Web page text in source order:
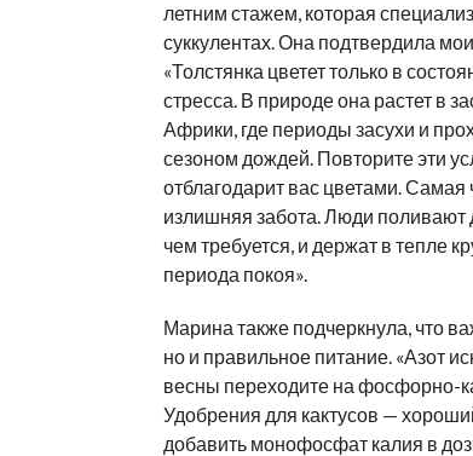
летним стажем, которая
суккулентах. Она подтвердила
«Толстянка цветет только в
стресса. В природе она растет в
Африки, где периоды засухи и
сезоном дождей. Повторите эти
отблагодарит вас цветами.
излишняя забота. Люди
чем требуется, и держат в тепле
периода покоя».
Марина также подчеркнула, что
но и правильное питание. «Азот
весны переходите на фосфорно-
Удобрения для кактусов —
добавить монофосфат калия в